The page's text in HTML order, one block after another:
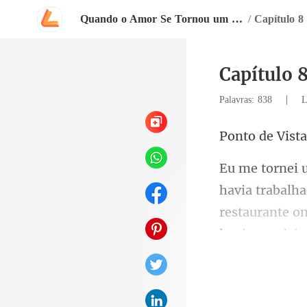
Quando o Amor Se Tornou um Inferno Vivo / Capítulo 8
Capítulo 8
Palavras: 838 |
ia
restauran